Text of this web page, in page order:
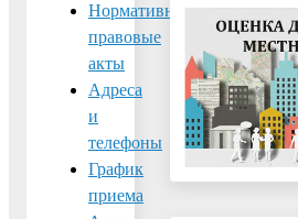
Нормативно-
правовые
акты
Адреса
и
телефоны
График
приема